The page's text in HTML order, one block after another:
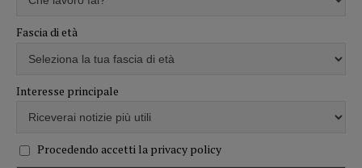
Fascia di età
Interesse principale
Procedendo accetti la privacy policy